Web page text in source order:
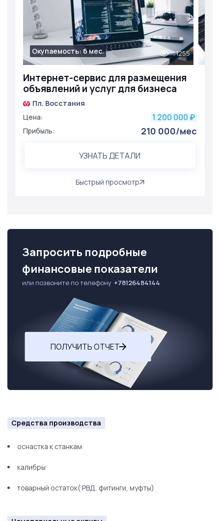
Интернет-сервис для размещения
объявлений и услуг для бизнеса
Окупаемость: 6 мес. 1255
Пл. Восстания
Цена:
1 200 000 ₽
Прибыль: 210 000/мес
УЗНАТЬ ДЕТАЛИ
Быстрый просмотр
Запросить подробные
финансовые показатели
или позвоните по телефону +78126484144
ПОЛУЧИТЬ ОТЧЕТ
Средства производства
оснастка к станкам
калибры
товарный остаток( РВД, фитинги, муфты)